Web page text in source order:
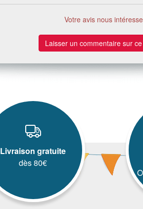
Votre avis nous
Laisser un commentaire sur
Livraison gratuite
dès 80€